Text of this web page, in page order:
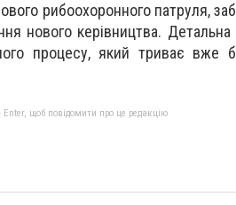
рибоохоронного патруля,
нового керівництва.
процесу, який триває вже
Enter, щоб повідомити про це редакцію